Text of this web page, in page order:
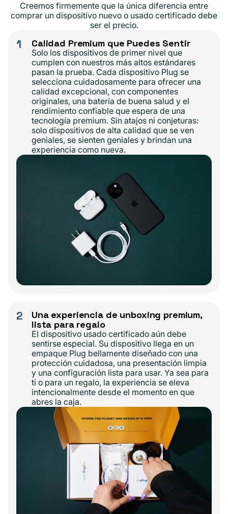
Creemos firmemente que la única diferencia entre
comprar un dispositivo nuevo o usado certificado debe
ser el precio.
1 Calidad Premium que Puedes Sentir
Solo los dispositivos de primer nivel que
cumplen con nuestros más altos estándares
pasan la prueba. Cada dispositivo Plug se
selecciona cuidadosamente para ofrecer una
calidad excepcional, con componentes
originales, una batería de buena salud y el
rendimiento confiable que espera de una
tecnología premium. Sin atajos ni conjeturas:
solo dispositivos de alta calidad que se ven
geniales, se sienten geniales y brindan una
experiencia como nueva.
2
Una experiencia de unboxing premium,
lista para regalo
El dispositivo usado certificado aún debe
sentirse especial. Su dispositivo llega en un
empaque Plug bellamente diseñado con una
protección cuidadosa, una presentación limpia
y una configuración lista para usar. Ya sea para
ti o para un regalo, la experiencia se eleva
intencionalmente desde el momento en que
abres la caja.